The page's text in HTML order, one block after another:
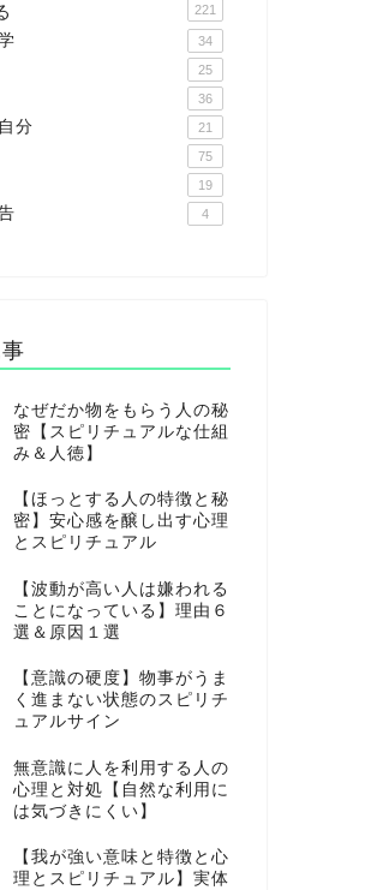
221
34
25
36
分 21
75
19
4
なぜだか物をもらう人の秘
密【スピリチュアルな仕組
み＆人徳】
【ほっとする人の特徴と秘
密】安心感を醸し出す心理
とスピリチュアル
【波動が高い人は嫌われる
ことになっている】理由６
選＆原因１選
【意識の硬度】物事がうま
く進まない状態のスピリチ
ュアルサイン
無意識に人を利用する人の
心理と対処【自然な利用に
は気づきにくい】
【我が強い意味と特徴と心
理とスピリチュアル】実体